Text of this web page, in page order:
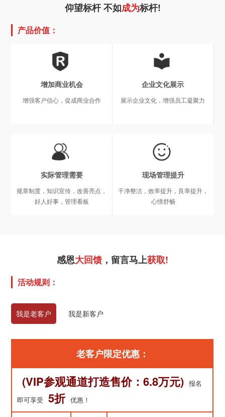
仰望标杆 不如成为标杆!
产品价值：
增加商业机会
增强客户信心，促成商业合作
企业文化展示
展示企业文化，增强员工凝聚力
实际管理需要
规章制度，知识宣传，改善亮点，
好人好事，管理看板
现场管理提升
干净整洁，效率提升，良率提升，
心情舒畅
感恩大回馈，留言马上获取!
活动规则：
我是老客户 我是新客户
老客户限定优惠：
(VIP参观通道打造售价：6.8万元) 报名
即可享受
5折 优惠！